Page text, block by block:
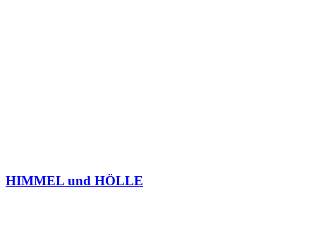
HIMMEL und HÖLLE